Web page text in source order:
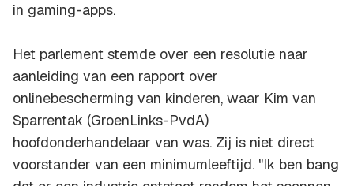
in gaming-apps.
Het parlement stemde over een resolutie naar
aanleiding van een rapport over
onlinebescherming van kinderen, waar Kim van
Sparrentak (GroenLinks-PvdA)
hoofdonderhandelaar van was. Zij is niet direct
voorstander van een minimumleeftijd. "Ik ben bang